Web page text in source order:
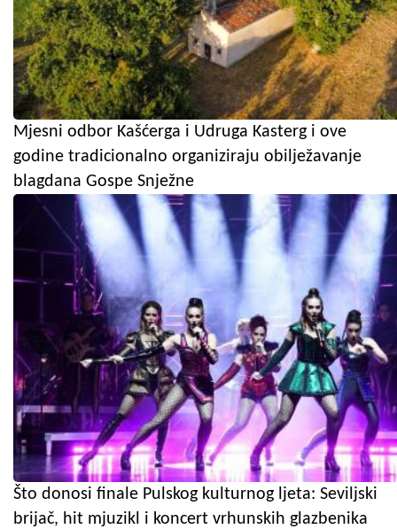
Mjesni odbor Kašćerga i Udruga Kasterg i ove
godine tradicionalno organiziraju obilježavanje
blagdana Gospe Snježne
Što donosi finale Pulskog kulturnog ljeta: Seviljski
brijač, hit mjuzikl i koncert vrhunskih glazbenika